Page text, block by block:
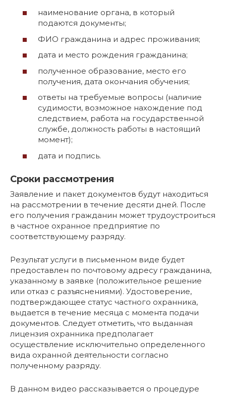
наименование органа, в который
подаются документы;
ФИО гражданина и адрес проживания;
дата и место рождения гражданина;
полученное образование, место его
получения, дата окончания обучения;
ответы на требуемые вопросы (наличие
судимости, возможное нахождение под
следствием, работа на государственной
службе, должность работы в настоящий
момент);
дата и подпись.
Сроки рассмотрения
Заявление и пакет документов будут находиться
на рассмотрении в течение десяти дней. После
его получения гражданин может трудоустроиться
в частное охранное предприятие по
соответствующему разряду.
Результат услуги в письменном виде будет
предоставлен по почтовому адресу гражданина,
указанному в заявке (положительное решение
или отказ с разъяснениями). Удостоверение,
подтверждающее статус частного охранника,
выдается в течение месяца с момента подачи
документов. Следует отметить, что выданная
лицензия охранника предполагает
осуществление исключительно определенного
вида охранной деятельности согласно
полученному разряду.
В данном видео рассказывается о процедуре